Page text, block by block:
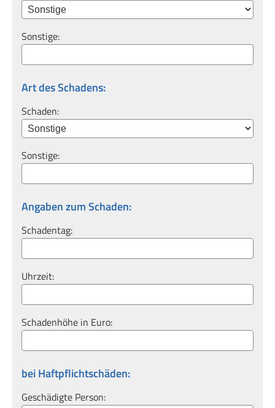
Sonstige:
Art des Schadens:
Schaden:
Sonstige:
Angaben zum Schaden:
Schadentag:
Uhrzeit:
Schadenhöhe in Euro:
bei Haft­pflichtschäden:
Geschädigte Person: